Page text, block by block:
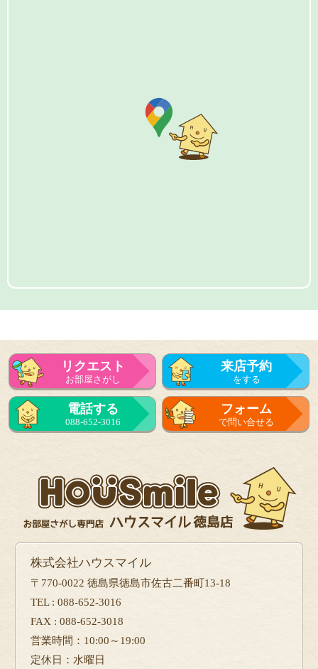
リクエスト
お部屋さがし
来店予約
をする
電話する
088-652-3016
フォーム
で問い合せる
株式会社ハウスマイル
〒770-0022 徳島県徳島市佐古二番町13-18
TEL : 088-652-3016
FAX : 088-652-3018
営業時間：10:00～19:00
定休日：水曜日